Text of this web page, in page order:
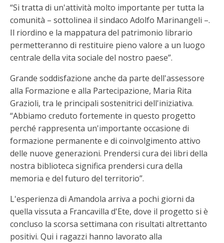
“Si tratta di un'attività molto importante per tutta la
comunità – sottolinea il sindaco Adolfo Marinangeli –.
Il riordino e la mappatura del patrimonio librario
permetteranno di restituire pieno valore a un luogo
centrale della vita sociale del nostro paese”.
Grande soddisfazione anche da parte dell'assessore
alla Formazione e alla Partecipazione, Maria Rita
Grazioli, tra le principali sostenitrici dell'iniziativa.
“Abbiamo creduto fortemente in questo progetto
perché rappresenta un'importante occasione di
formazione permanente e di coinvolgimento attivo
delle nuove generazioni. Prendersi cura dei libri della
nostra biblioteca significa prendersi cura della
memoria e del futuro del territorio”.
L'esperienza di Amandola arriva a pochi giorni da
quella vissuta a Francavilla d'Ete, dove il progetto si è
concluso la scorsa settimana con risultati altrettanto
positivi. Qui i ragazzi hanno lavorato alla